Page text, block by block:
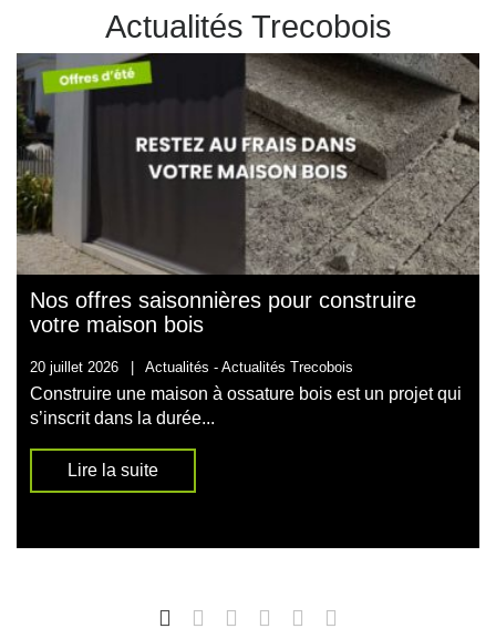
Actualités Trecobois
Nos offres saisonnières pour construire
votre maison bois
20 juillet 2026 | Actualités - Actualités Trecobois
Construire une maison à ossature bois est un projet qui
s’inscrit dans la durée...
Lire la suite